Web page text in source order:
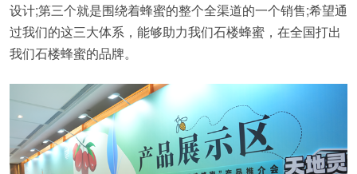
设计;第三个就是围绕着蜂蜜的整个全渠道的一个销售;希望通
过我们的这三大体系，能够助力我们石楼蜂蜜，在全国打出
我们石楼蜂蜜的品牌。